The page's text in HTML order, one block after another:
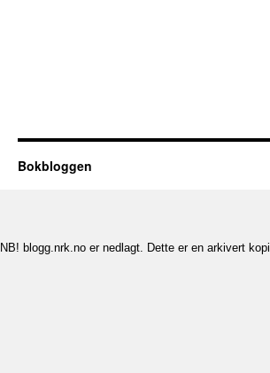
Bokbloggen
NB! blogg.nrk.no er nedlagt. Dette er en arkivert kopi